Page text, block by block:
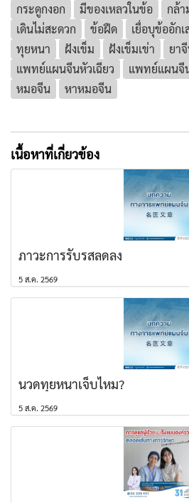
กระดูกงอก
มีของเหลวในข้อ
กล้า
เดินไม่สะดวก
ข้อฝืด เยื่อบุข้ออักเ
ทุยหนา
ฝังเข็ม ฝังเข็มเข่า
ยา
แพทย์แผนจีนหัวเฉียว
แพทย์แผนจี
หมอจีน
หาหมอจีน
เนื้อหาที่เกี่ยวข้อง
ภาวะการรับรสลดลง
5 ส.ค. 2569
นวดทุยหนาเจ็บไหม?
5 ส.ค. 2569